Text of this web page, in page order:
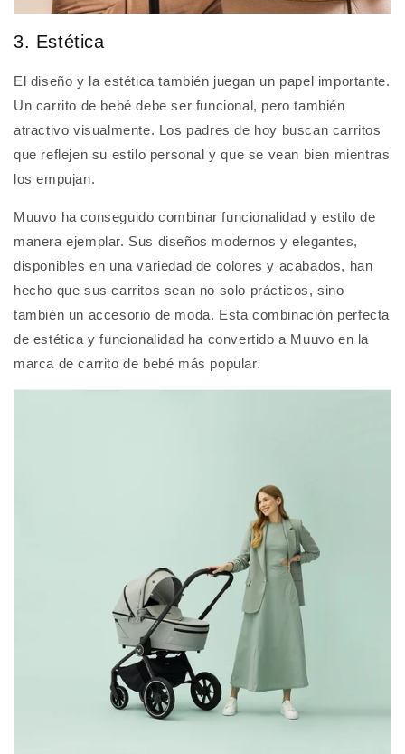
3. Estética
El diseño y la estética también juegan un papel importante.
Un carrito de bebé debe ser funcional, pero también
atractivo visualmente. Los padres de hoy buscan carritos
que reflejen su estilo personal y que se vean bien mientras
los empujan.
Muuvo ha conseguido combinar funcionalidad y estilo de
manera ejemplar. Sus diseños modernos y elegantes,
disponibles en una variedad de colores y acabados, han
hecho que sus carritos sean no solo prácticos, sino
también un accesorio de moda. Esta combinación perfecta
de estética y funcionalidad ha convertido a Muuvo en la
marca de carrito de bebé más popular.